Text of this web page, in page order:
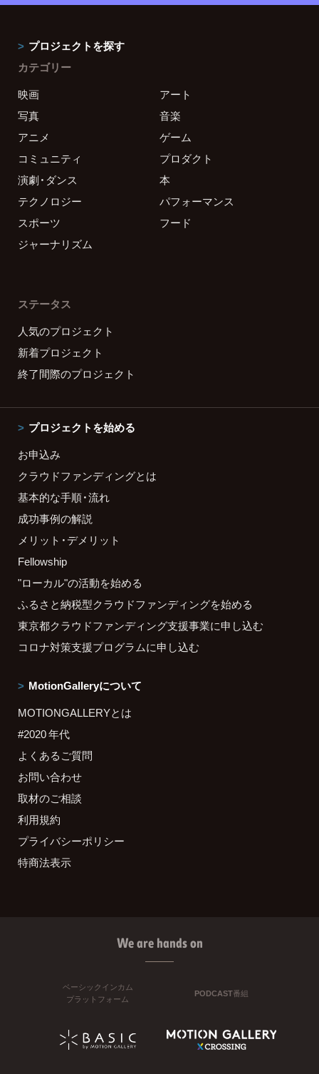
プロジェクトを探す
カテゴリー
映画
アート
写真
音楽
アニメ
ゲーム
コミュニティ
プロダクト
演劇・ダンス
本
テクノロジー
パフォーマンス
スポーツ
フード
ジャーナリズム
ステータス
人気のプロジェクト
新着プロジェクト
終了間際のプロジェクト
プロジェクトを始める
お申込み
クラウドファンディングとは
基本的な手順・流れ
成功事例の解説
メリット・デメリット
Fellowship
"ローカル"の活動を始める
ふるさと納税型クラウドファンディングを始める
東京都クラウドファンディング支援事業に申し込む
コロナ対策支援プログラムに申し込む
MotionGalleryについて
MOTIONGALLERYとは
#2020 年代
よくあるご質問
お問い合わせ
取材のご相談
利用規約
プライバシーポリシー
特商法表示
We are hands on
ベーシックインカム
プラットフォーム
PODCAST番組